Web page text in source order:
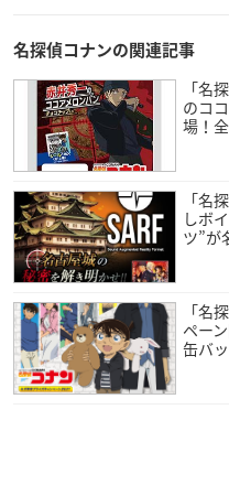
名探偵コナンの関連記事
「名
のコ
場！
「名
しボ
ツ”が
「名
ペー
缶バ